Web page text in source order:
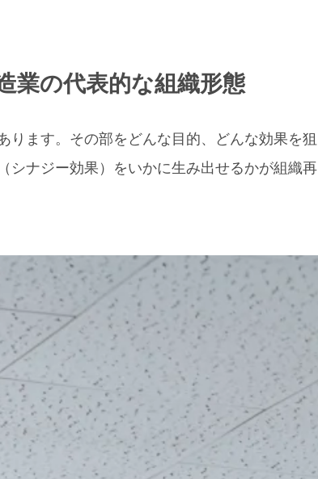
業の代表的な組織形態
ります。その部をどんな目的、どんな効果を狙
シナジー効果）をいかに生み出せるかが組織再